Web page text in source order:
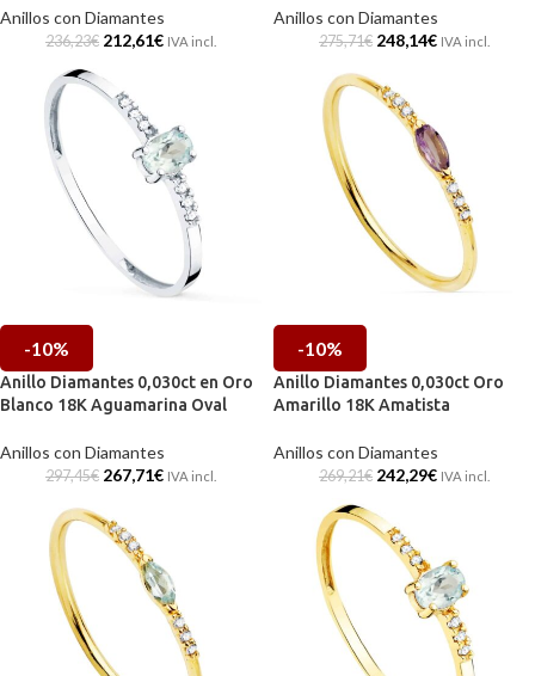
Anillos con Diamantes
236,23€ 212,61€ IVA incl.
Anillos con Diamantes
275,71€ 248,14€ IVA incl.
-10%
Anillo Diamantes 0,030ct en Oro
Blanco 18K Aguamarina Oval
Anillos con Diamantes
297,45€ 267,71€ IVA incl.
-10%
Anillo Diamantes 0,030ct Oro
Amarillo 18K Amatista
Anillos con Diamantes
269,21€ 242,29€ IVA incl.